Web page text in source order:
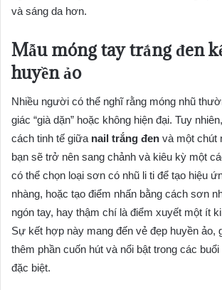
và sáng da hơn.
Mẫu móng tay trắng đen
huyền ảo
Nhiều người có thể nghĩ rằng móng nhũ
giác “già dặn” hoặc không hiện đại. Tuy
cách tinh tế giữa nail trắng đen và một chút
bạn sẽ trở nên sang chảnh và kiêu kỳ một
có thể chọn loại sơn có nhũ li ti để tạo hiệu
nhàng, hoặc tạo điểm nhấn bằng cách sơn
ngón tay, hay thậm chí là điểm xuyết một ít
Sự kết hợp này mang đến vẻ đẹp huyền ảo,
thêm phần cuốn hút và nổi bật trong các
đặc biệt.